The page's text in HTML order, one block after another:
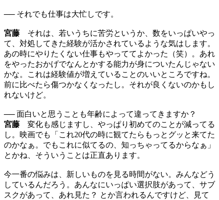
── それでも仕事は大忙しです。
宮藤 それは、若いうちに苦労というか、数をいっぱいやっ
て、対処してきた経験が活かされているような気はします。
あの時にやりたくない仕事もやっててよかった（笑）。あれ
をやったおかげでなんとかする能力が身についたんじゃない
かな。これは経験値が増えていることのいいところですね。
前に比べたら傷つかなくなったし。それが良くないのかもし
れないけど。
── 面白いと思うことも年齢によって違ってきますか？
宮藤 変化も感じますし、やっぱり初めてのことが減ってる
し。映画でも「これ20代の時に観てたらもっとグッと来てた
のかなぁ。でもこれに似てるの、知っちゃってるからなぁ」
とかね、そういうことは正直あります。
今一番の悩みは、新しいものを見る時間がない。みんなどう
しているんだろう。あんなにいっぱい選択肢があって、サブ
スクがあって、あれ見た？ とか言われるんですけど、見て